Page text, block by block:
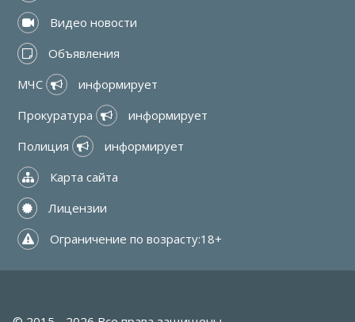
Видео новости
Объявления
МЧС
информирует
Прокуратура
информирует
Полиция
информирует
Карта сайта
Лицензии
Ограничение по возрасту:18+